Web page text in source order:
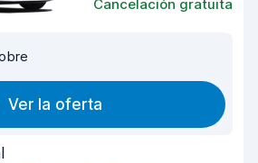
Cancelación gratuita
Ver la oferta